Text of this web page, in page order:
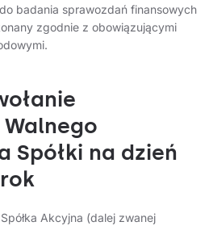
badania sprawozdań finansowych
zgodnie z obowiązującymi
Spółki na dzień
Akcyjna (dalej zwanej